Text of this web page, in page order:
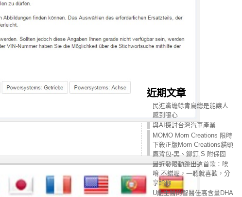
近期文章
民進黨蟾蜍青鳥總是能讓人
感到噁心
與AI探討台灣汽車產業
MOMO Morn Creations 限時
下殺正版Morn Creations貓頭
鷹背包-黑、鉚釘 S 附保固
最近發限動跳出這首歌：唉
唷 不錯喔，一聽就喜歡，分
享給你
U能生醫的智醫佳高含量DHA